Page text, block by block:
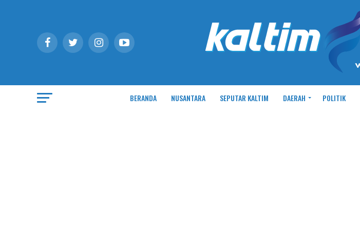
BERANDA NUSANTARA SEPUTAR KALTIM DAERAH POLITIK